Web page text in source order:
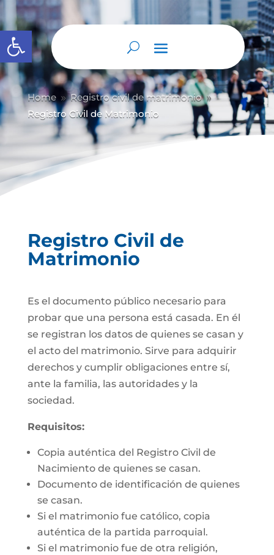
Abrir barra de herramientas
Home 9 Registro civil de matrimonio 9
Registro Civil de Matrimonio
Registro Civil de
Matrimonio
Es el documento público necesario para
probar que una persona está casada. En él
se registran los datos de quienes se casan y
el acto del matrimonio. Sirve para adquirir
derechos y cumplir obligaciones entre sí,
ante la familia, las autoridades y la
sociedad.
Requisitos:
Copia auténtica del Registro Civil de
Nacimiento de quienes se casan.
Documento de identificación de quienes
se casan.
Si el matrimonio fue católico, copia
auténtica de la partida parroquial.
Si el matrimonio fue de otra religión,